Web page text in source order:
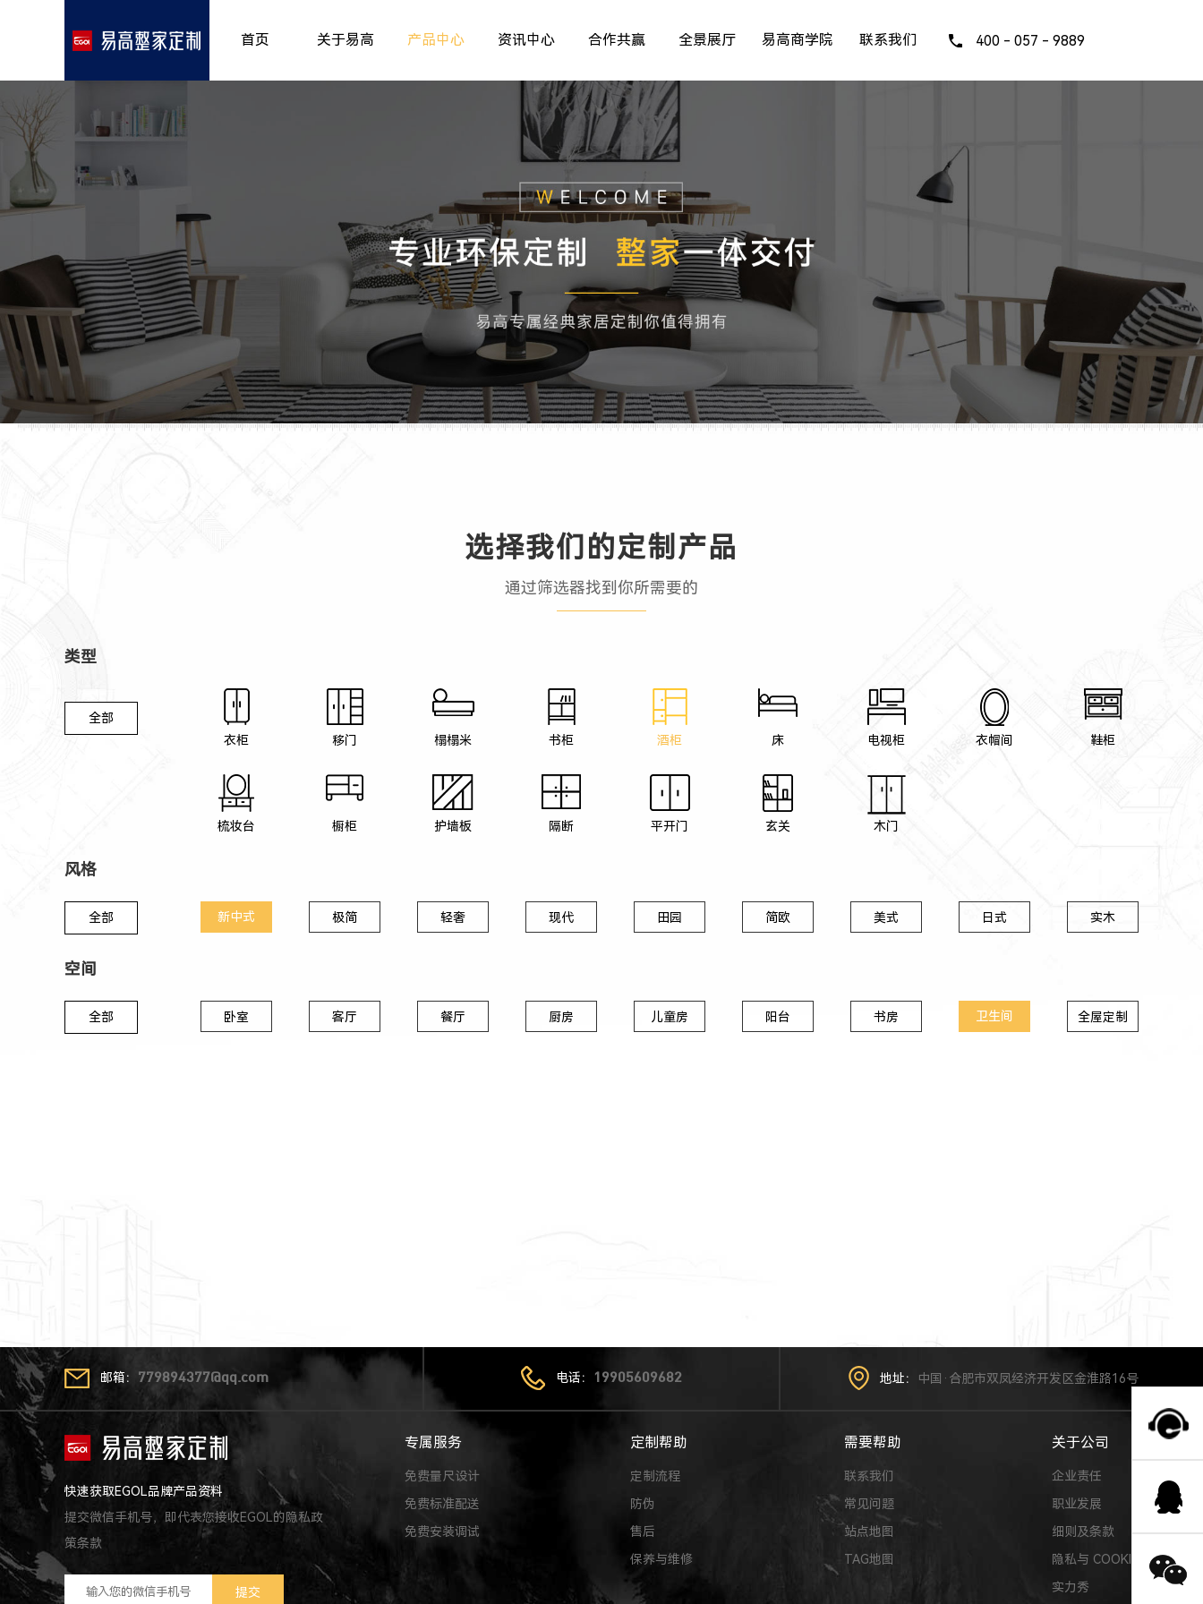
首页 关于易高 产品中心
餐厅空间 >
客厅空间 >
卧室空间
>
资讯中心
品牌资讯 >
行业资讯
合作共赢 全景展厅 易高商学院 联系我们 400 - 057 - 9889
选择我们的定制产品
通过筛选器找到你所需要的
类型
全部
衣柜
移门 榻榻米 书柜 酒柜 床 电视柜 衣帽间 鞋柜
梳妆台 橱柜 护墙板 隔断 平开门 玄关 木门
风格
全部 新中式 极简 轻奢 现代 田园 简欧 美式 日式 实木
空间
全部 卧室 客厅 餐厅 厨房 儿童房 阳台 书房 卫生间 全屋定制
邮箱： 779894377@qq.com 电话： 19905609682 地址： 中国·合肥市双凤经济开发区金淮路16号
快速获取EGOL品牌产品资料
提交微信手机号，即代表您接收EGOL的隐私政
策条款
专属服务
免费量尺设计
免费标准配送
免费安装调试
定制帮助
定制流程
防伪
售后
保养与维修
需要帮助
联系我们
常见问题
站点地图
TAG地图
关于公司
企业责任
职业发展
细则及条款
隐私与 COOKIE
实力秀